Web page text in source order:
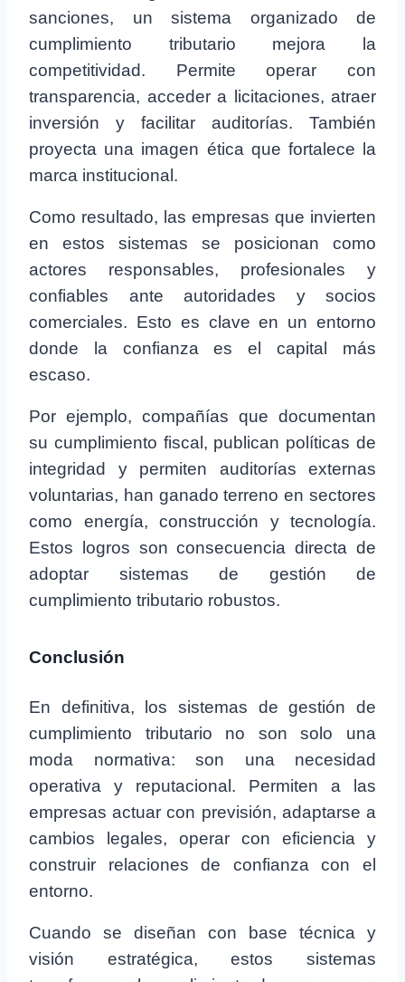
sanciones, un sistema organizado de
cumplimiento tributario mejora la
competitividad. Permite operar con
transparencia, acceder a licitaciones, atraer
inversión y facilitar auditorías. También
proyecta una imagen ética que fortalece la
marca institucional.
Como resultado, las empresas que invierten
en estos sistemas se posicionan como
actores responsables, profesionales y
confiables ante autoridades y socios
comerciales. Esto es clave en un entorno
donde la confianza es el capital más
escaso.
Por ejemplo, compañías que documentan
su cumplimiento fiscal, publican políticas de
integridad y permiten auditorías externas
voluntarias, han ganado terreno en sectores
como energía, construcción y tecnología.
Estos logros son consecuencia directa de
adoptar sistemas de gestión de
cumplimiento tributario robustos.
Conclusión
En definitiva, los sistemas de gestión de
cumplimiento tributario no son solo una
moda normativa: son una necesidad
operativa y reputacional. Permiten a las
empresas actuar con previsión, adaptarse a
cambios legales, operar con eficiencia y
construir relaciones de confianza con el
entorno.
Cuando se diseñan con base técnica y
visión estratégica, estos sistemas